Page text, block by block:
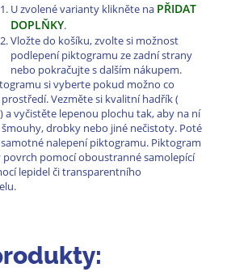
U zvolené varianty klikněte na PŘIDAT
DOPLŇKY.
Vložte do košíku, zvolte si možnost
podlepení piktogramu ze zadní strany
nebo pokračujte s dalším nákupem.
si vyberte pokud možno co
Vezměte si kvalitní hadřík (
a vyčistěte lepenou plochu tak, aby na ní
drobky nebo jiné nečistoty. Poté
nalepení piktogramu. Piktogram
povrch pomocí oboustranné samolepící
lepidel či transparentního